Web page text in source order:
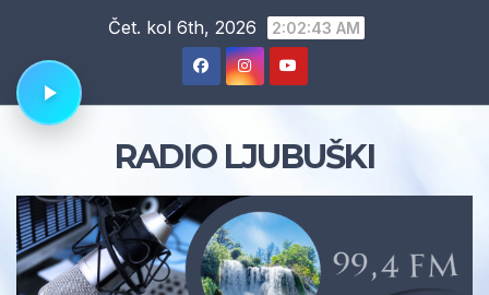
content
Čet. kol 6th, 2026 2:02:44 AM
RADIO LJUBUŠKI